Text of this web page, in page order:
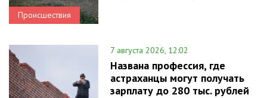
Происшествия
7 августа 2026, 12:02
Названа профессия, где
астраханцы могут получать
зарплату до 280 тыс. рублей